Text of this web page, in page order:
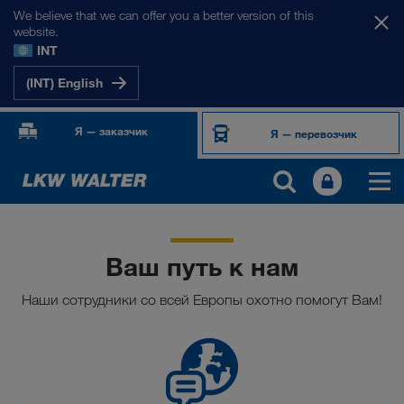
We believe that we can offer you a better version of this
website.
INT
(INT) English
Я — заказчик Я — перевозчик
Ваш путь к нам
Наши сотрудники со всей Европы охотно помогут Вам!